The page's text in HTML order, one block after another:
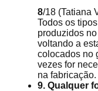
8/18 (Tatiana
Todos os
produzidos
voltando a
colocados no
vezes for
na fabricação.
9. Qualquer